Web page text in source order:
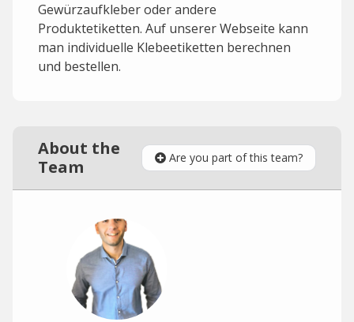
Gewürzaufkleber oder andere
Produktetiketten. Auf unserer Webseite kann
man individuelle Klebeetiketten berechnen
und bestellen.
About the
Team
Are you part of this team?